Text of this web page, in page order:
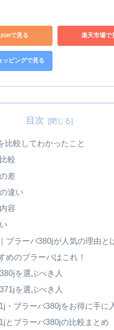
で見る 楽天市場で
ッピングで見る
目次
比較してわかったこと
較
差
違い
容
ブラーバ380jが人気の理由と
めのブラーバはこれ！
を選ぶべき人
を選ぶべき人
・ブラーバ380jをお得に手に
とブラーバ380jの比較まとめ